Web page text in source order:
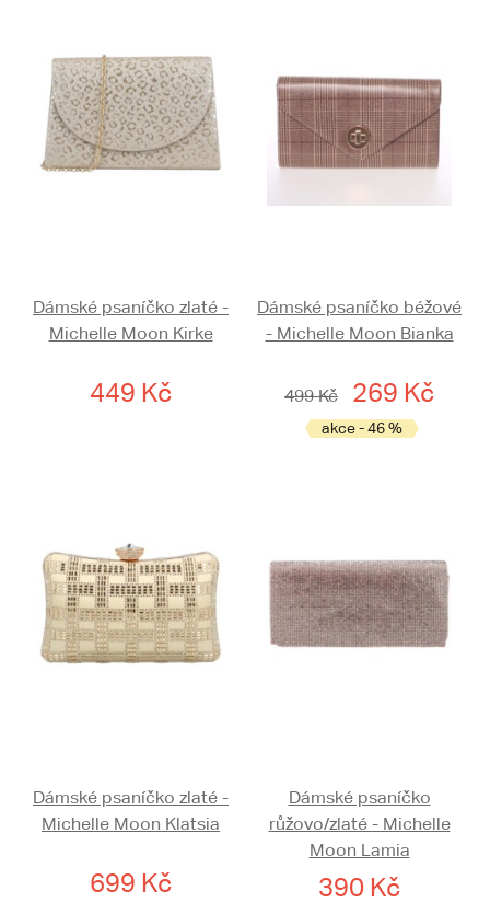
Dámské psaníčko zlaté -
Michelle Moon Kirke
449 Kč
Dámské psaníčko béžové
- Michelle Moon Bianka
499 Kč 269 Kč
akce - 46 %
Dámské psaníčko zlaté -
Michelle Moon Klatsia
699 Kč
Dámské psaníčko
růžovo/zlaté - Michelle
Moon Lamia
390 Kč